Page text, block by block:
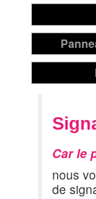
Car le
nous
de